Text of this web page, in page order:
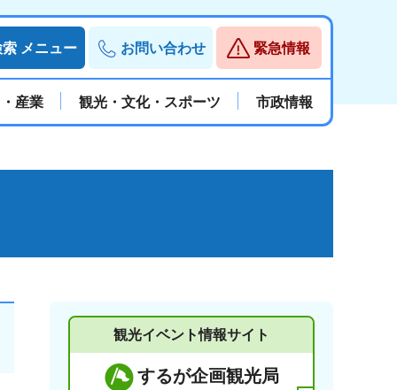
索 メニュー お問い合わせ 緊急情報
産業 観光・文化・スポーツ 市政情報
観光イベント情報サイト
するが企画観光局